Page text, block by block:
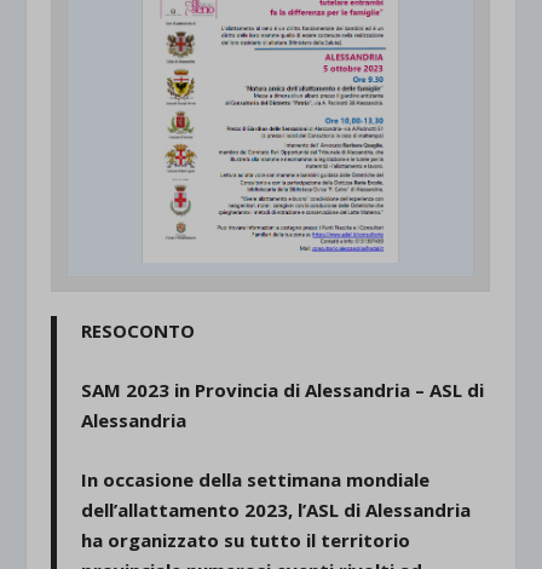
RESOCONTO
SAM 2023 in Provincia di Alessandria – ASL di
Alessandria
In occasione della settimana mondiale
dell’allattamento 2023, l’ASL di Alessandria
ha organizzato su tutto il territorio